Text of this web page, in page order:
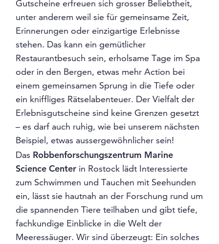
Gutscheine erfreuen sich grosser Beliebtheit,
unter anderem weil sie für gemeinsame Zeit,
Erinnerungen oder einzigartige Erlebnisse
stehen. Das kann ein gemütlicher
Restaurantbesuch sein, erholsame Tage im Spa
oder in den Bergen, etwas mehr Action bei
einem gemeinsamen Sprung in die Tiefe oder
ein kniffliges Rätselabenteuer. Der Vielfalt der
Erlebnisgutscheine sind keine Grenzen gesetzt
– es darf auch ruhig, wie bei unserem nächsten
Beispiel, etwas aussergewöhnlicher sein!
Das Robbenforschungszentrum Marine
Science Center in Rostock lädt Interessierte
zum Schwimmen und Tauchen mit Seehunden
ein, lässt sie hautnah an der Forschung rund um
die spannenden Tiere teilhaben und gibt tiefe,
fachkundige Einblicke in die Welt der
Meeressäuger. Wir sind überzeugt: Ein solches